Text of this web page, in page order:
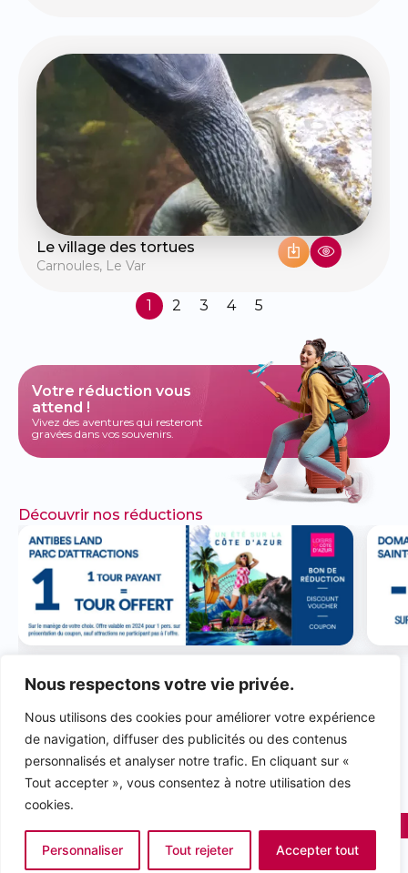
Nous respectons votre vie privée.
Nous utilisons des cookies pour améliorer votre expérience
de navigation, diffuser des publicités ou des contenus
personnalisés et analyser notre trafic. En cliquant sur «
Tout accepter », vous consentez à notre utilisation des
cookies.
Personnaliser Tout rejeter Accepter tout
Le village des tortues
Carnoules, Le Var
1 2 3 4 5
Votre réduction vous
attend !
Vivez des aventures qui resteront
gravées dans vos souvenirs.
Découvrir nos réductions
N'HÉSITEZ PAS À
METTRE
UN AVIS & À
LIKER NOS PAGES